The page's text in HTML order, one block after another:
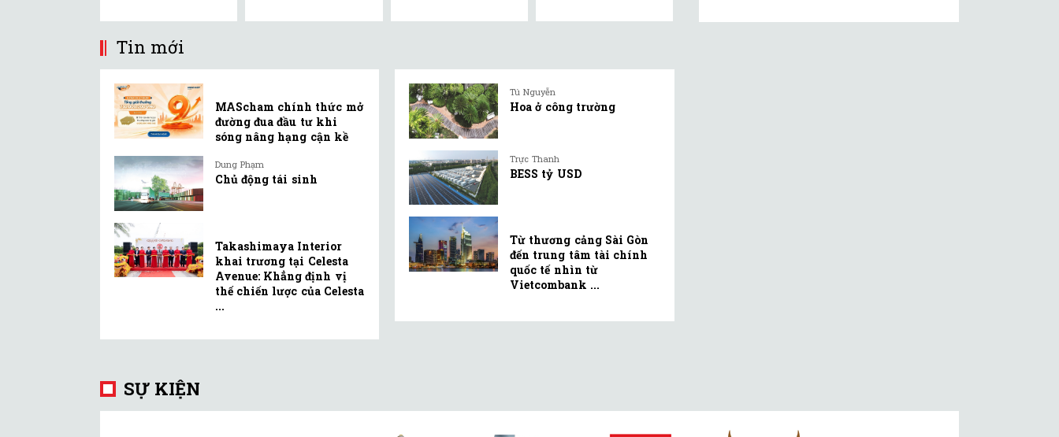
Tin mới
MAScham chính thức mở
đường đua đầu tư khi
sóng nâng hạng cận kề
Dung Phạm
Chủ động tái sinh
Takashimaya Interior
khai trương tại Celesta
Avenue: Khẳng định vị
thế chiến lược của Celesta
...
Tú Nguyễn
Hoa ở công trường
Trực Thanh
BESS tỷ USD
Từ thương cảng Sài Gòn
đến trung tâm tài chính
quốc tế nhìn từ
Vietcombank ...
SỰ KIỆN